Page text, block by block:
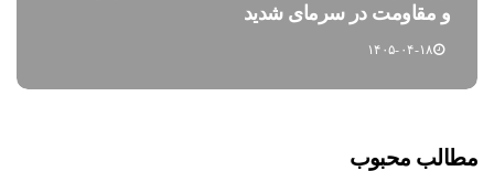
و مقاومت در سرمای شدید
۱۴۰۵-۰۴-۱۸
مطالب محبوب